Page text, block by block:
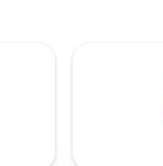
、串流、2臺電視、